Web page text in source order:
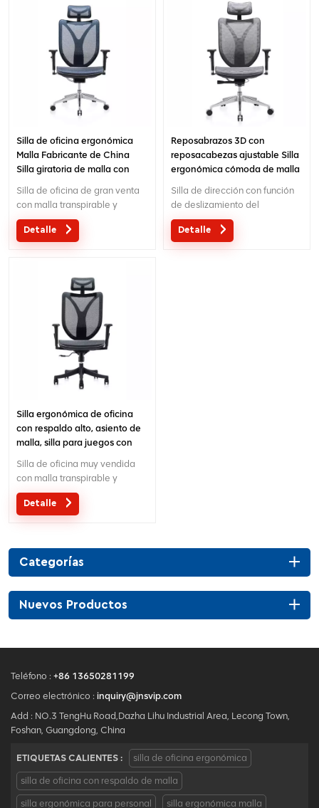
Silla de oficina ergonómica
Malla Fabricante de China
Silla giratoria de malla con
giratoria ergonómica ajustable
Silla de oficina de gran venta
con malla transpirable y
soporte lumbar separado.
Pasar certificado BIFMA y con
Detalle
Reposabrazos 3D con
reposacabezas ajustable Silla
ergonómica cómoda de malla
Silla de dirección con función
de deslizamiento del
asiento.color opcional
Detalle
Silla ergonómica de oficina
con respaldo alto, asiento de
malla, silla para juegos con
Silla de oficina muy vendida
con malla transpirable y
soporte lumbar separado. Se
acepta un servicio
Detalle
Categorías
Nuevos Productos
Teléfono : +86 13650281199
Correo electrónico : inquiry@jnsvip.com
Add : NO.3 TengHu Road,Dazha Lihu Industrial Area, Lecong Town,
Foshan, Guangdong, China
ETIQUETAS CALIENTES : silla de oficina ergonómica
silla de oficina con respaldo de malla
silla ergonómica para personal silla ergonómica malla